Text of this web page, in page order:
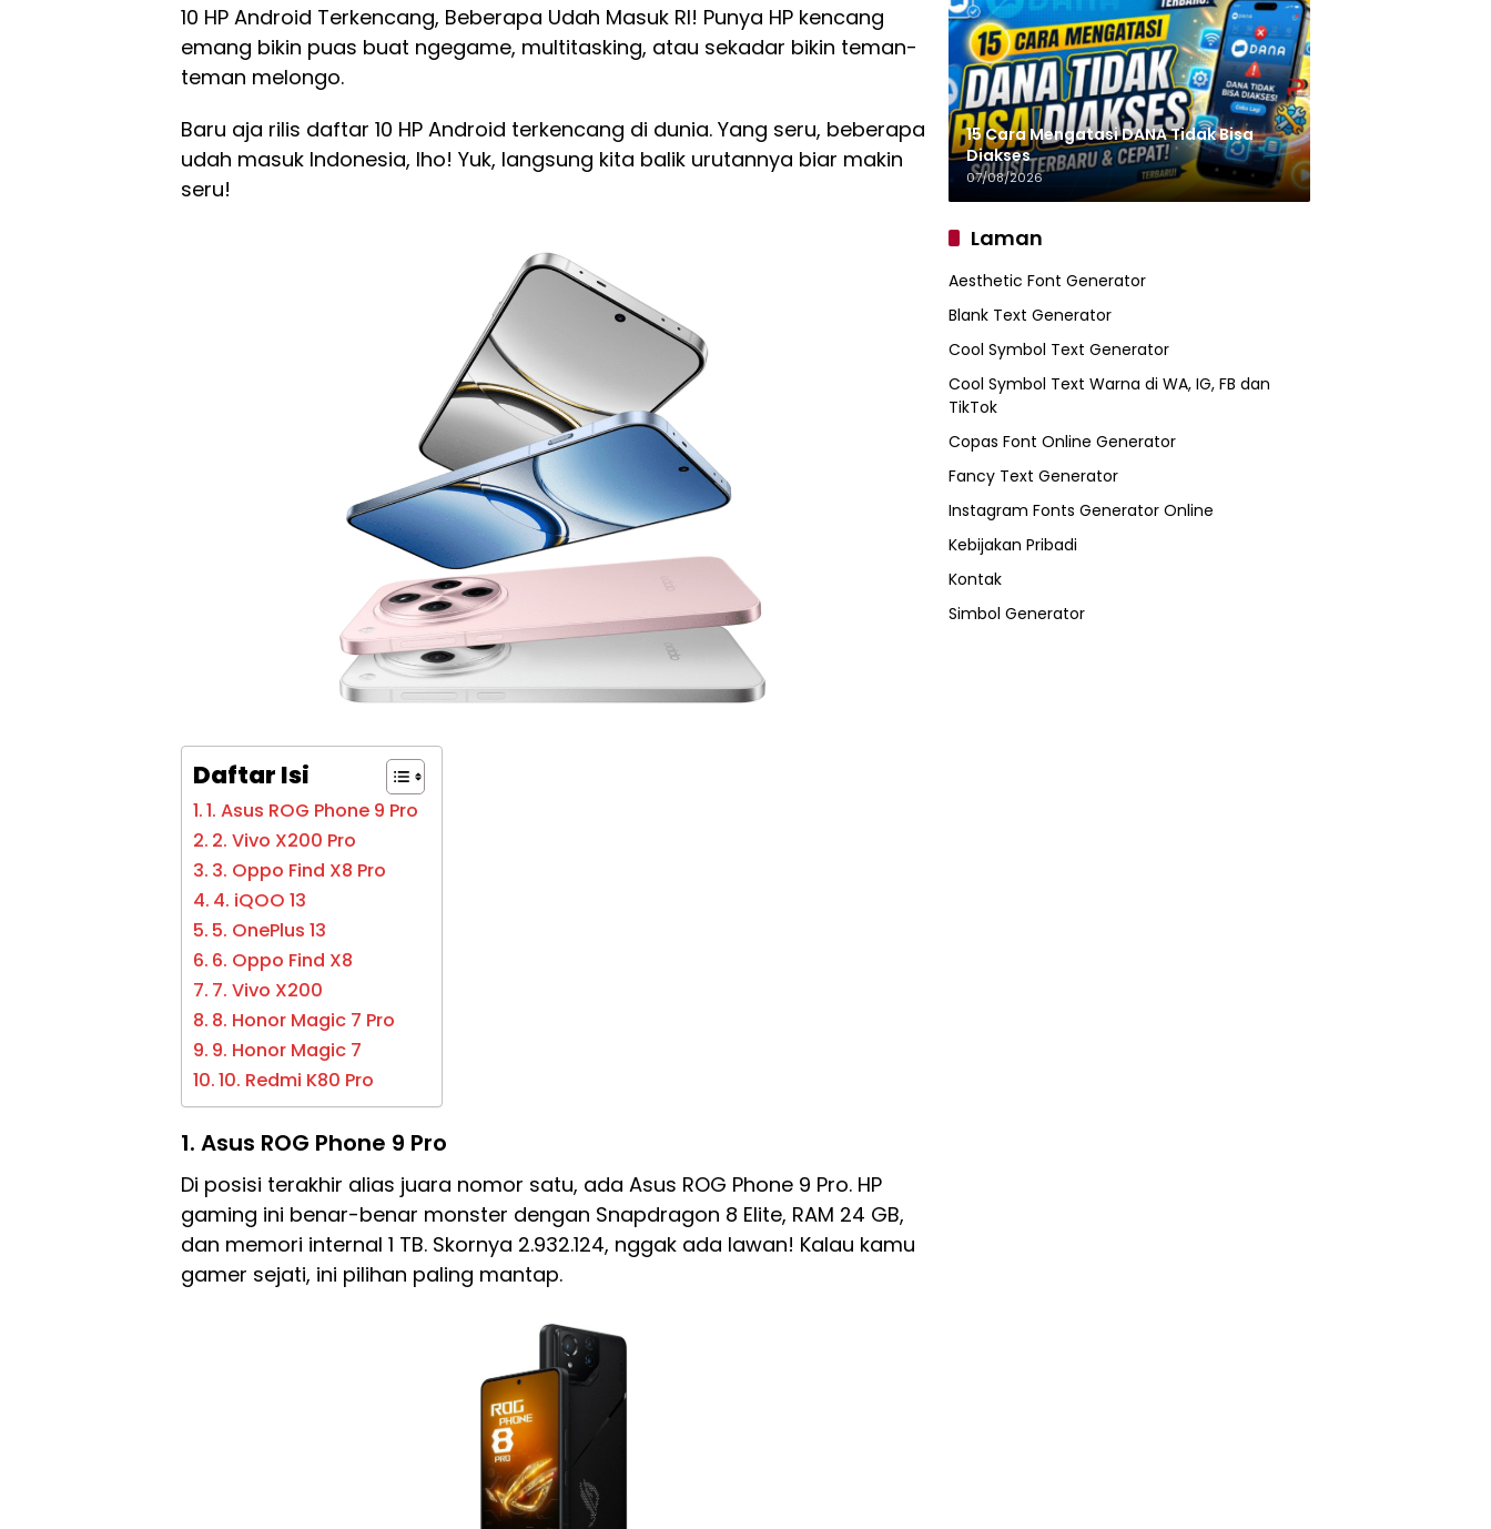
10 HP Android Terkencang, Beberapa Udah Masuk RI! Punya HP kencang
emang bikin puas buat ngegame, multitasking, atau sekadar bikin teman-
teman melongo.
Baru aja rilis daftar 10 HP Android terkencang di dunia. Yang seru, beberapa
udah masuk Indonesia, lho! Yuk, langsung kita balik urutannya biar makin
seru!
Daftar Isi
1. Asus ROG Phone 9 Pro
2. Vivo X200 Pro
3. Oppo Find X8 Pro
4. iQOO 13
5. OnePlus 13
6. Oppo Find X8
7. Vivo X200
8. Honor Magic 7 Pro
9. Honor Magic 7
10. Redmi K80 Pro
1. Asus ROG Phone 9 Pro
Di posisi terakhir alias juara nomor satu, ada Asus ROG Phone 9 Pro. HP
gaming ini benar-benar monster dengan Snapdragon 8 Elite, RAM 24 GB,
dan memori internal 1 TB. Skornya 2.932.124, nggak ada lawan! Kalau kamu
gamer sejati, ini pilihan paling mantap.
15 Cara Mengatasi DANA Tidak Bisa
Diakses
07/08/2026
Laman
Aesthetic Font Generator
Blank Text Generator
Cool Symbol Text Generator
Cool Symbol Text Warna di WA, IG, FB dan
TikTok
Copas Font Online Generator
Fancy Text Generator
Instagram Fonts Generator Online
Kebijakan Pribadi
Kontak
Simbol Generator